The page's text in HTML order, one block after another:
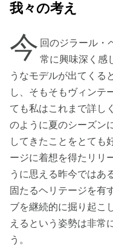
我々の考え
今 回のジラール・
常に興味深く感
うなモデルが出てくる
し、そもそもヴィンテ
ても私はこれまで詳し
のように夏のシーズン
してきたことをとても
ージに着想を得たリリ
うに思える昨今ではあ
固たるヘリテージを有
ブを継続的に掘り起こ
えるという姿勢は非常
う。